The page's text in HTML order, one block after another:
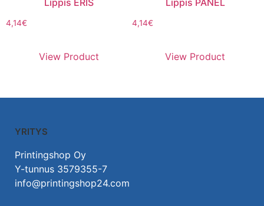
Lippis ERIS
4,14€
View Product
Lippis PANEL
4,14€
View Product
YRITYS
Printingshop Oy
Y-tunnus 3579355-7
info@printingshop24.com